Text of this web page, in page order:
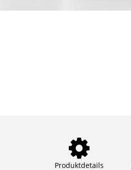
Produktdetails